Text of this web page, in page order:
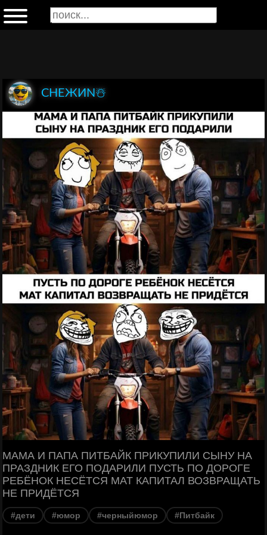
СНЕЖИN☃️
МАМА И ПАПА ПИТБАЙК ПРИКУПИЛИ СЫНУ НА
ПРАЗДНИК ЕГО ПОДАРИЛИ ПУСТЬ ПО ДОРОГЕ
РЕБЁНОК НЕСЁТСЯ МАТ КАПИТАЛ ВОЗВРАЩАТЬ
НЕ ПРИДЁТСЯ
#дети #юмор #черныйюмор #Питбайк